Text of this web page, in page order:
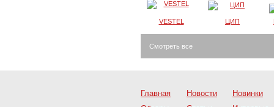
VESTEL ЦИП
Смотреть все
Главная Новости
Новинки